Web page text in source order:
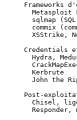
Frameworks
Metasploit
sqlmap
commix
XSStrike,
Credentials
Hydra,
Kerbrute
John the
Post-
Chisel,
Responder,